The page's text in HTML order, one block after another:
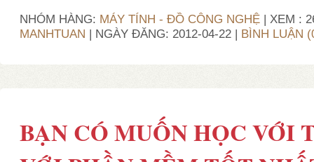
NHÓM HÀNG: MÁY TÍNH - ĐỒ CÔNG NGHỆ | XEM :
MANHTUAN | NGÀY ĐĂNG: 2012-04-22 | BÌNH LUẬN
BẠN CÓ MUỐN HỌC VỚI